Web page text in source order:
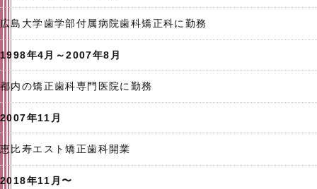
広島大学歯学部付属病院歯科矯正科に勤務
1998年4月～2007年8月
都内の矯正歯科専門医院に勤務
2007年11月
恵比寿エスト矯正歯科開業
2018年11月〜